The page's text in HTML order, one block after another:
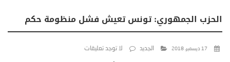
الحزب الجمهوري: تونس تعيش فشل منظومة حكم
17 ديسمبر، 2018 الجديد لا توجد تعليقات